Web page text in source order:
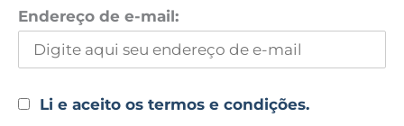
Endereço de e-mail:
Li e aceito os termos e condições.